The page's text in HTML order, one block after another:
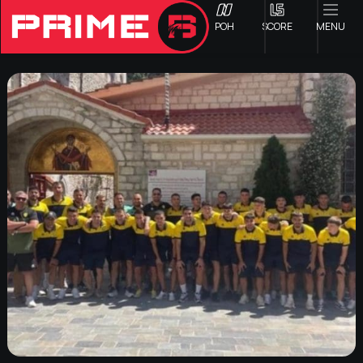
ΡΟΗ SCORE MENU
ΟΦΗ
Γ ΕΘΝΙΚΗ
Α1 ΕΠΣΗ
Α2 ΕΠΣΗ
Β1 ΕΠΣΗ
Β2 ΕΠΣΗ